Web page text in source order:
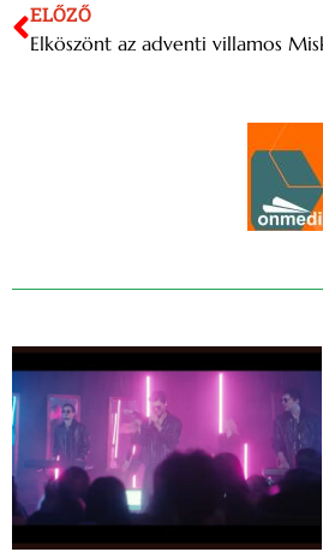
ELŐZŐ
Elköszönt az adventi villamos